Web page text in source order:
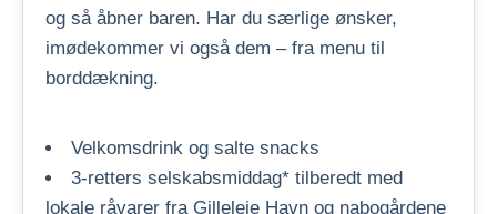
og så åbner baren. Har du særlige ønsker,
imødekommer vi også dem – fra menu til
borddækning.
Velkomsdrink og salte snacks
3-retters selskabsmiddag* tilberedt med
lokale råvarer fra Gilleleje Havn og nabogårdene